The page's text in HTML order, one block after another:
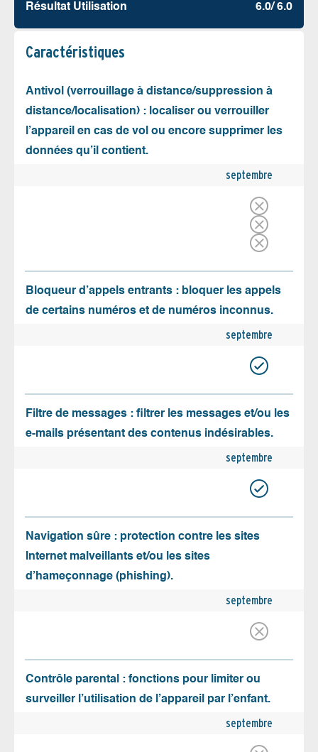
Résultat Utilisation 6.0/ 6.0
Caractéristiques
Antivol (verrouillage à distance/suppression à
distance/localisation) : localiser ou verrouiller
l’appareil en cas de vol ou encore supprimer les
données qu’il contient.
septembre
Bloqueur d’appels entrants : bloquer les appels
de certains numéros et de numéros inconnus.
septembre
Filtre de messages : filtrer les messages et/ou les
e-mails présentant des contenus indésirables.
septembre
Navigation sûre : protection contre les sites
Internet malveillants et/ou les sites
d’hameçonnage (phishing).
septembre
Contrôle parental : fonctions pour limiter ou
surveiller l’utilisation de l’appareil par l’enfant.
septembre